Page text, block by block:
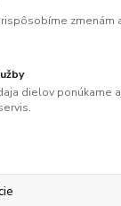
zmenám
dielov ponúkame